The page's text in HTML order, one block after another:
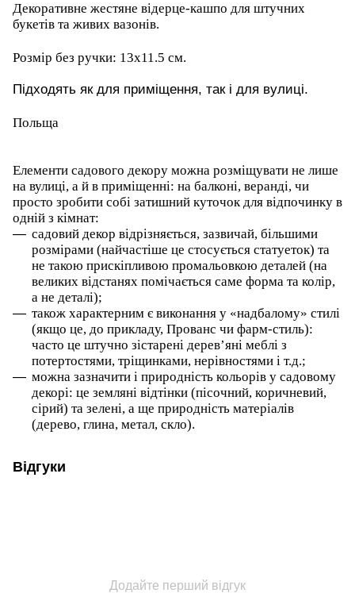
Декоративне жестяне відерце-кашпо для штучних
букетів та живих вазонів.
Розмір без ручки: 13х11.5 см.
Підходять як для приміщення, так і для вулиці.
Польща
Елементи садового декору можна розміщувати не лише
на вулиці, а й в приміщенні: на балконі, веранді, чи
просто зробити собі затишний куточок для відпочинку в
одній з кімнат:
садовий декор відрізняється, зазвичай, більшими
розмірами (найчастіше це стосується статуеток) та
не такою прискіпливою промальовкою деталей (на
великих відстанях помічається саме форма та колір,
а не деталі);
також характерним є виконання у «надбалому» стилі
(якщо це, до прикладу, Прованс чи фарм-стиль):
часто це штучно зістарені дерев’яні меблі з
потертостями, тріщинками, нерівностями і т.д.;
можна зазначити і природність кольорів у садовому
декорі: це земляні відтінки (пісочний, коричневий,
сірий) та зелені, а ще природність матеріалів
(дерево, глина, метал, скло).
Відгуки
Додайте перший відгук